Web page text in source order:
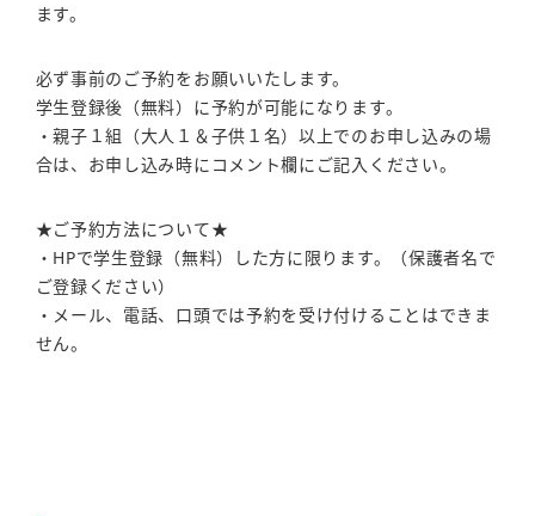
ます。
必ず事前のご予約をお願いいたします。
学生登録後（無料）に予約が可能になります。
・親子１組（大人１＆子供１名）以上でのお申し込みの場
合は、お申し込み時にコメント欄にご記入ください。
★ご予約方法について★
・HPで学生登録（無料）した方に限ります。（保護者名で
ご登録ください）
・メール、電話、口頭では予約を受け付けることはできま
せん。